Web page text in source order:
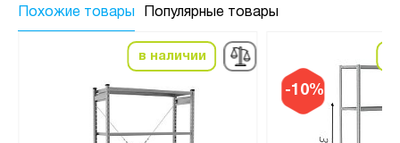
Похожие товары Популярные товары
в наличии
-10%